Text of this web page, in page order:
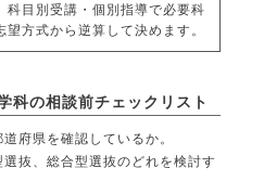
科目別受講・個別指導で必要科
方式から逆算して決めます。
科の相談前チェックリスト
府県を確認しているか。
抜、総合型選抜のどれを検討す